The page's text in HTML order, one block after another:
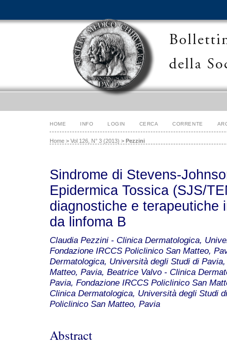
HOME INFO LOGIN CERCA CORRENTE
Home > Vol 126, N° 3 (2013) > Pezzini
Sindrome di Stevens-
Epidermica Tossica (SJS/
diagnostiche e terapeutiche
da linfoma B
Claudia Pezzini - Clinica Dermatologica,
Fondazione IRCCS Policlinico San Matteo,
Dermatologica, Università degli Studi di
Matteo, Pavia, Beatrice Valvo - Clinica
Pavia, Fondazione IRCCS Policlinico San
Clinica Dermatologica, Università degli Studi
Policlinico San Matteo, Pavia
Abstract